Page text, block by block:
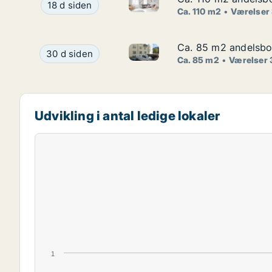
Ca. 110 m2 andelsbolig til salg på 1900
18 d siden
Ca. 110 m2 Værelser
Ca. 85 m2 andelsbolig til salg på 2100
30 d siden Ca. 85 m2 andelsbolig til
Ca. 85 m2
Ca. 85 m2
Ca. 85 m2 Værelser
Udvikling i antal ledige lokaler
1